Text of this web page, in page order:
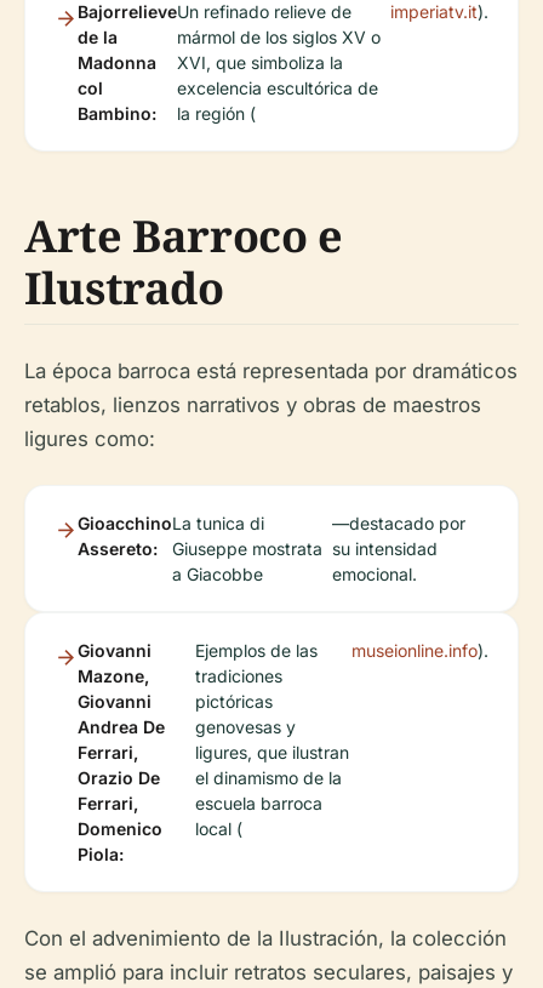
Bajorrelieve
de la
Madonna
col
Bambino:
Un refinado relieve de
mármol de los siglos XV o
XVI, que simboliza la
excelencia escultórica de
la región (
imperiatv.it).
Arte Barroco e
Ilustrado
La época barroca está representada por dramáticos
retablos, lienzos narrativos y obras de maestros
ligures como:
Gioacchino
Assereto:
La tunica di
Giuseppe mostrata
a Giacobbe
—destacado por
su intensidad
emocional.
Giovanni
Mazone,
Giovanni
Andrea De
Ferrari,
Orazio De
Ferrari,
Domenico
Piola:
Ejemplos de las
tradiciones
pictóricas
genovesas y
ligures, que ilustran
el dinamismo de la
escuela barroca
local (
museionline.info).
Con el advenimiento de la Ilustración, la colección
se amplió para incluir retratos seculares, paisajes y